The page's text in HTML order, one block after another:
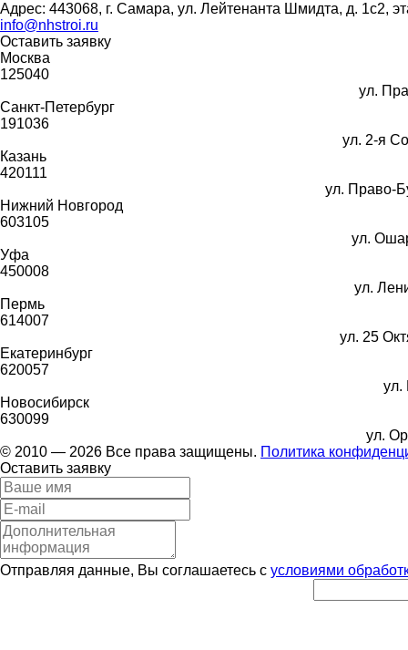
Адрес: 443068, г. Самара, ул. Лейтенанта Шмидта, д. 1с2,
info@nhstroi.ru
Оставить заявку
Москва
125040
ул.
Санкт-Петербург
191036
ул. 2-я
Казань
420111
ул. Право-
Нижний Новгород
603105
ул.
Уфа
450008
ул.
Пермь
614007
ул. 25
Екатеринбург
620057
ул.
Новосибирск
630099
ул.
© 2010 — 2026 Все права защищены. Политика
Оставить заявку
Отправляя данные, Вы соглашаетесь с условиями